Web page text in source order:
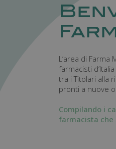
L’area di
farmacisti
tra i Titolari alla
pronti a nuove
Compilando i
farmacista che